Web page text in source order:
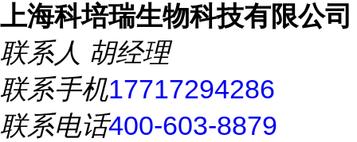
上海科培瑞生物科技有限公司
联系人 胡经理
联系手机17717294286
联系电话400-603-8879